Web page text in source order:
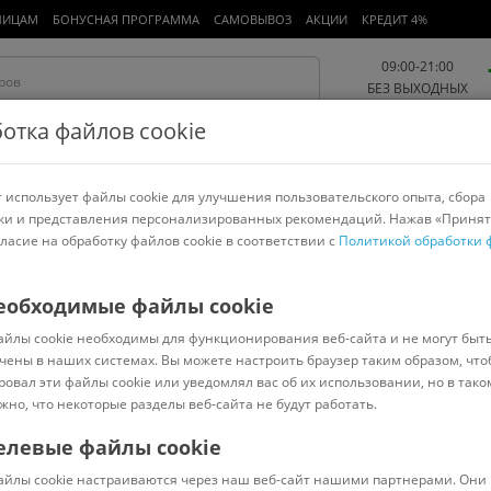
БОНУСНАЯ ПРОГРАММА САМОВЫВОЗ АКЦИИ КРЕДИТ 4%
09:00-21:00
БЕЗ ВЫХОДНЫХ
Работа и офис Авто и мото Детям и мамам Красота и
спорт
5W-40 5л
Код: 1228415
файлов cookie
файлы cookie для улучшения пользовательского опыта, сбора
и представления персонализированных рекомендаций. Нажав
на обработку файлов cookie в соответствии с Политикой обработки
файлы cookie
cookie необходимы для функционирования веб-сайта и не могут
в наших системах. Вы можете настроить браузер таким образом,
эти файлы cookie или уведомлял вас об их использовании, но в
что некоторые разделы веб-сайта не будут работать.
файлы cookie
cookie настраиваются через наш веб-сайт нашими партнерами. Они